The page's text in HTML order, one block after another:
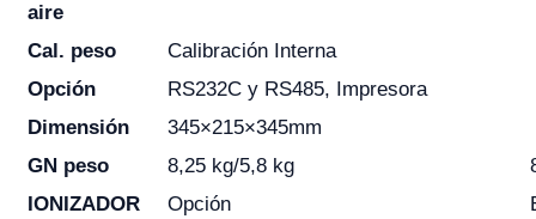
aire
Cal. peso
Calibración Interna
Opción
RS232C y RS485, Impresora
Dimensión
345×215×345mm
GN peso
8,25 kg/5,8 kg
IONIZADOR
Opción